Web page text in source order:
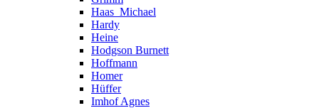
Haas_Michael
Hardy
Heine
Hodgson Burnett
Hoffmann
Homer
Hüffer
Imhof Agnes